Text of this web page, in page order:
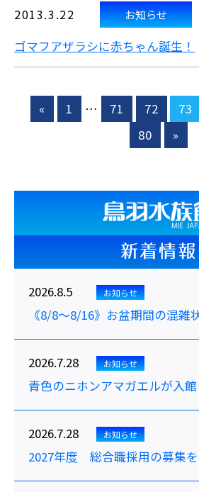
2013.3.22 お知らせ
ゴマフアザラシに赤ちゃん誕生！
« 1 … 71 72 73
80
»
新着情報
2026.8.5 お知らせ
《8/8～8/16》お盆期間の混雑
2026.7.28 お知らせ
青色のニホンアマガエルが入館
2026.7.28 お知らせ
2027年度 総合職採用の募集